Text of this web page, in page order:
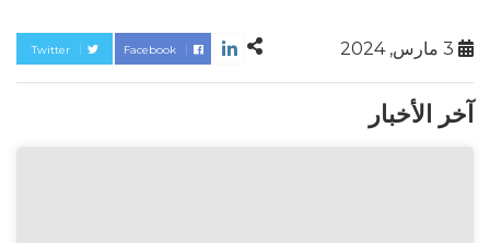
Twitter Facebook
آخر الأخبار